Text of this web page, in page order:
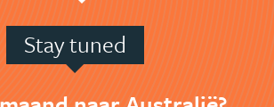
Stay tuned